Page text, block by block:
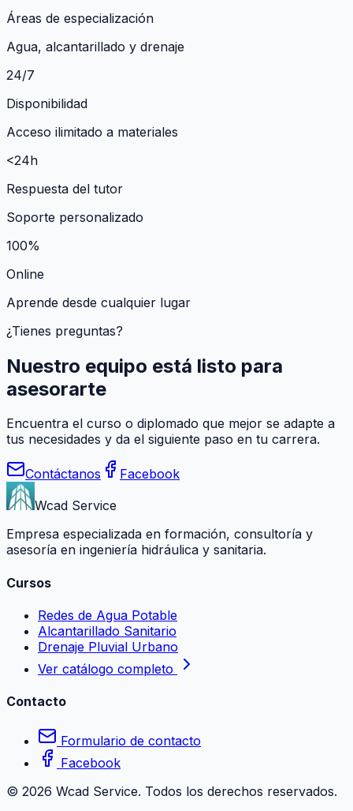
Áreas de especialización
Agua, alcantarillado y drenaje
24/7
Disponibilidad
Acceso ilimitado a materiales
<24h
Respuesta del tutor
Soporte personalizado
100%
Online
Aprende desde cualquier lugar
¿Tienes preguntas?
Nuestro equipo está listo para
asesorarte
Encuentra el curso o diplomado que mejor se adapte a
tus necesidades y da el siguiente paso en tu carrera.
Contáctanos
Facebook
Wcad Service
Empresa especializada en formación, consultoría y
asesoría en ingeniería hidráulica y sanitaria.
Cursos
Redes de Agua Potable
Alcantarillado Sanitario
Drenaje Pluvial Urbano
Ver catálogo completo
Contacto
Formulario de contacto
Facebook
© 2026 Wcad Service. Todos los derechos reservados.